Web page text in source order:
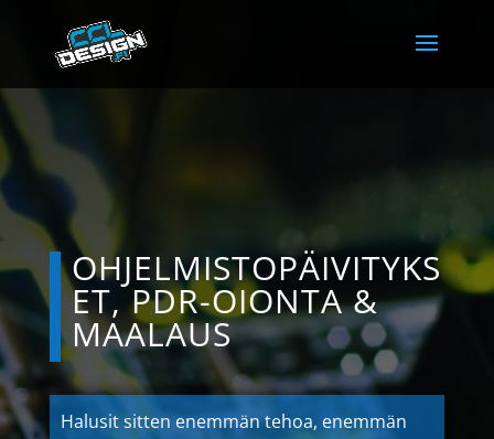
OHJELMISTOPÄIVITYKS
ET, PDR-OIONTA &
MAALAUS
Halusit sitten enemmän tehoa, enemmän